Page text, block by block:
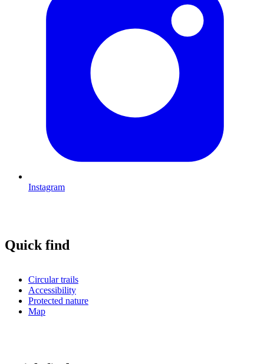
Instagram
Quick find
Circular trails
Accessibility
Protected nature
Map